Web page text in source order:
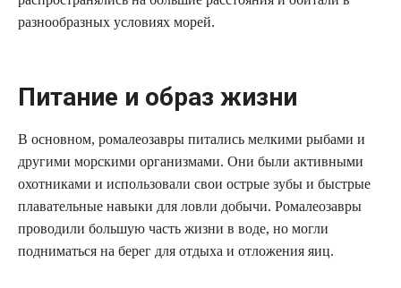
разнообразных условиях морей.
Питание и образ жизни
В основном, ромалеозавры питались мелкими рыбами и
другими морскими организмами. Они были активными
охотниками и использовали свои острые зубы и быстрые
плавательные навыки для ловли добычи. Ромалеозавры
проводили большую часть жизни в воде, но могли
подниматься на берег для отдыха и отложения яиц.